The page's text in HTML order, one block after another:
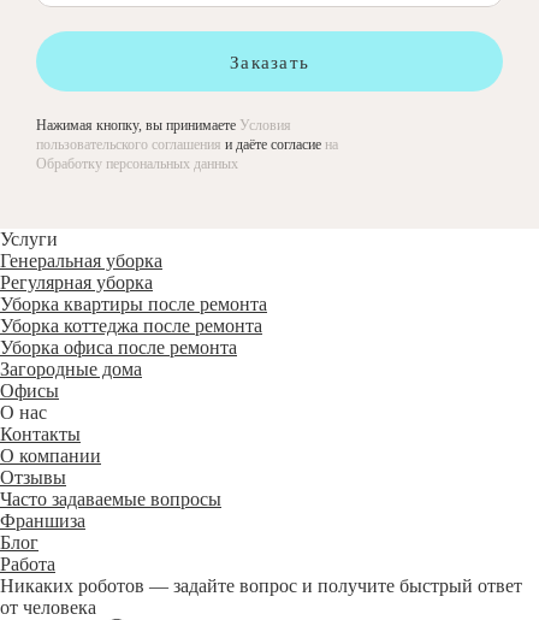
Заказать
Нажимая кнопку, вы принимаете Условия
пользовательского соглашения и даёте согласие на
Обработку персональных данных
Услуги
Генеральная уборка
Регулярная уборка
Уборка квартиры после ремонта
Уборка коттеджа после ремонта
Уборка офиса после ремонта
Загородные дома
Офисы
О нас
Контакты
О компании
Отзывы
Часто задаваемые вопросы
Франшиза
Блог
Работа
Никаких роботов — задайте вопрос и получите быстрый ответ
от человека